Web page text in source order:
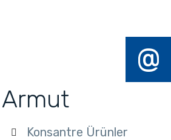
@
Armut
Konsantre Ürünler